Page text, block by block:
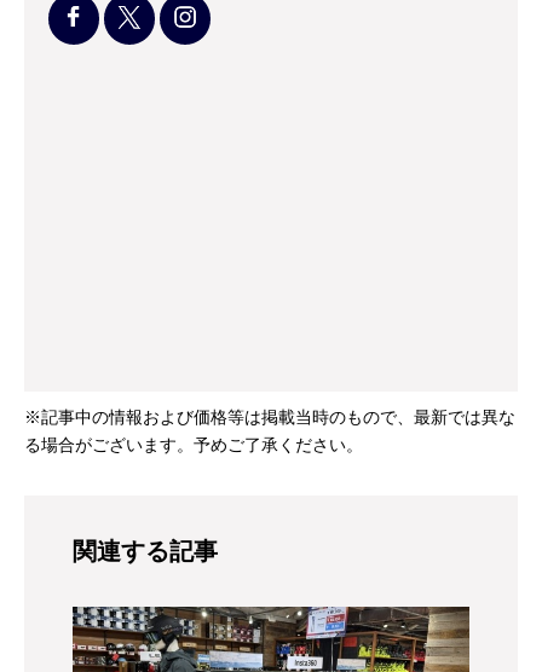
※記事中の情報および価格等は掲載当時のもので、最新では異な
る場合がございます。予めご了承ください。
関連する記事